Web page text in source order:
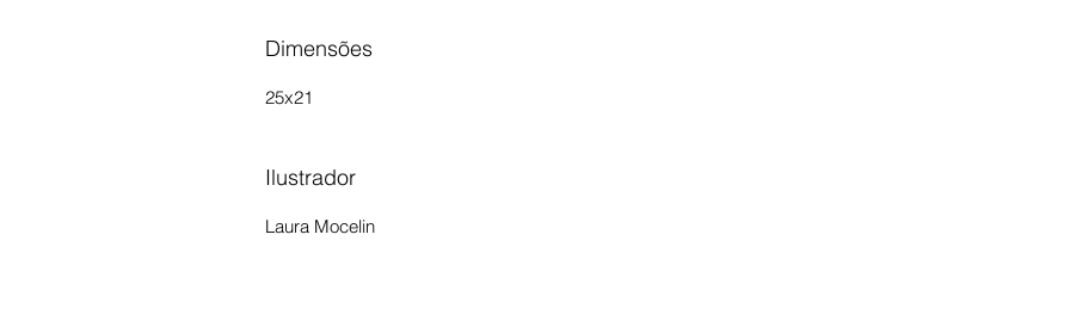
Dimensões
25x21
Ilustrador
Laura Mocelin